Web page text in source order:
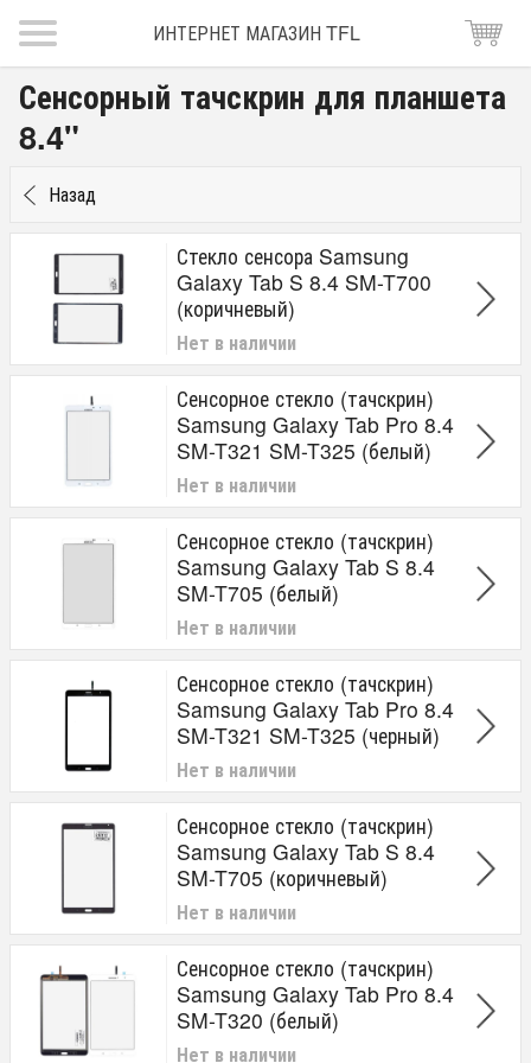
ИНТЕРНЕТ МАГАЗИН TFL
Сенсорный тачскрин для планшета
8.4"
Назад
Стекло сенсора Samsung
Galaxy Tab S 8.4 SM-T700
(коричневый)
Нет в наличии
Сенсорное стекло (тачскрин)
Samsung Galaxy Tab Pro 8.4
SM-T321 SM-T325 (белый)
Нет в наличии
Сенсорное стекло (тачскрин)
Samsung Galaxy Tab S 8.4
SM-T705 (белый)
Нет в наличии
Сенсорное стекло (тачскрин)
Samsung Galaxy Tab Pro 8.4
SM-T321 SM-T325 (черный)
Нет в наличии
Сенсорное стекло (тачскрин)
Samsung Galaxy Tab S 8.4
SM-T705 (коричневый)
Нет в наличии
Сенсорное стекло (тачскрин)
Samsung Galaxy Tab Pro 8.4
SM-T320 (белый)
Нет в наличии